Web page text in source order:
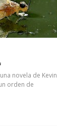
novela de Kevin
orden de